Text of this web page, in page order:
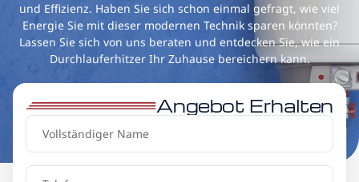
und Effizienz. Haben Sie sich schon einmal gefragt, wie viel
Energie Sie mit dieser modernen Technik sparen könnten?
Lassen Sie sich von uns beraten und entdecken Sie, wie ein
Durchlauferhitzer Ihr Zuhause bereichern kann.
Angebot Erhalten